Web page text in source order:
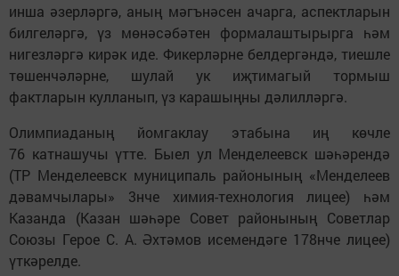
инша әзерләргә, аның мәгънәсен ачарга, аспектларын
билгеләргә, үз мөнәсәбәтен формалаштырырга һәм
нигезләргә кирәк иде. Фикерләрне белдергәндә, тиешле
төшенчәләрне, шулай ук иҗтимагый тормыш
фактларын кулланып, үз карашыңны дәлилләргә.
Олимпиаданың йомгаклау этабына иң көчле
76 катнашучы үтте. Быел ул Менделеевск шәһәрендә
(ТР Менделеевск муниципаль районының «Менделеев
дәвамчылары» 3нче химия-технология лицее) һәм
Казанда (Казан шәһәре Совет районының Советлар
Союзы Герое С. А. Әхтәмов исемендәге 178нче лицее)
үткәрелде.